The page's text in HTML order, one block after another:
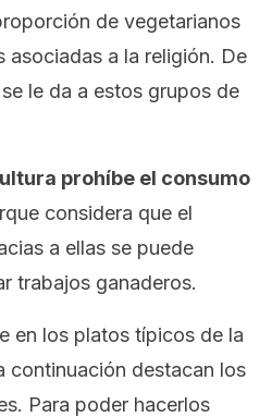
de vegetarianos
a la religión. De
le da a estos grupos de
prohíbe el consumo
considera que el
a ellas se puede
trabajos ganaderos.
en los platos típicos de la
continuación destacan los
Para poder hacerlos